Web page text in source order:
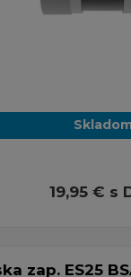
19,95 € s
zap. ES25